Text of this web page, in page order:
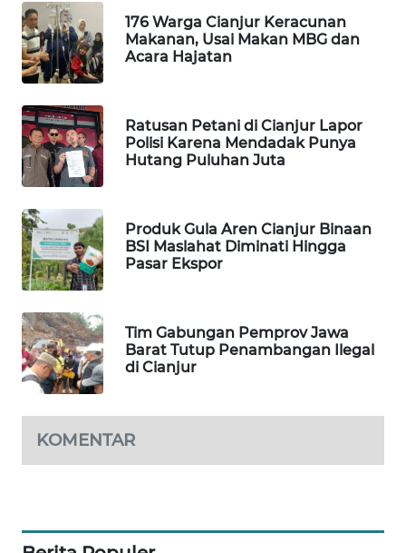
176 Warga Cianjur Keracunan
Makanan, Usai Makan MBG dan
Acara Hajatan
Ratusan Petani di Cianjur Lapor
Polisi Karena Mendadak Punya
Hutang Puluhan Juta
Produk Gula Aren Cianjur Binaan
BSI Maslahat Diminati Hingga
Pasar Ekspor
Tim Gabungan Pemprov Jawa
Barat Tutup Penambangan Ilegal
di Cianjur
KOMENTAR
KRT
NEWS
KARING
JURNAL
MARITIM
HUMBANG
NEWS
GARONGGANG
FISUELRI
ID
ENERGI
NEWS
BERKAT